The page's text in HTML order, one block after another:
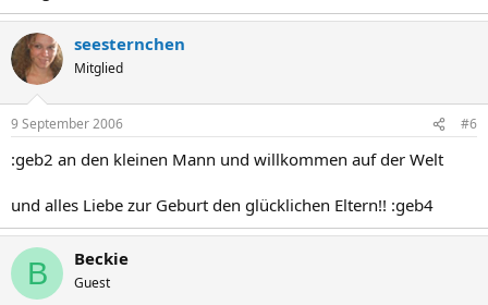
seesternchen
Mitglied
9 September 2006 #6
:geb2 an den kleinen Mann und willkommen auf der Welt
und alles Liebe zur Geburt den glücklichen Eltern!! :geb4
B Beckie
Guest